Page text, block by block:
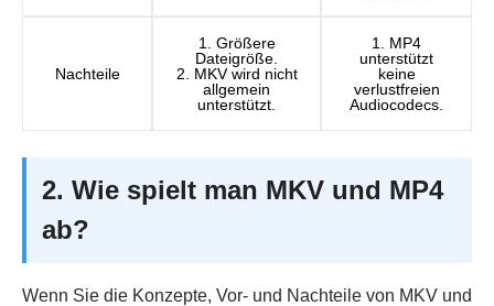
Nachteile
1. Größere
Dateigröße.
2. MKV wird nicht
allgemein
unterstützt.
1. MP4
unterstützt
keine
verlustfreien
Audiocodecs.
2. Wie spielt man MKV und MP4
ab?
Wenn Sie die Konzepte, Vor- und Nachteile von MKV und